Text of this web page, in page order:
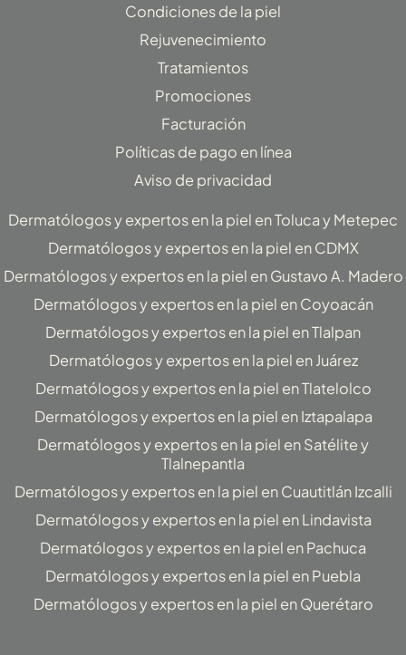
a
g
m
b
o
o
k
-
f
u
b
Condiciones de la piel
Rejuvenecimiento
Tratamientos
Promociones
Facturación
Políticas de pago en línea
Aviso de privacidad
Dermatólogos y expertos en la piel en Toluca y Metepec
Dermatólogos y expertos en la piel en CDMX
Dermatólogos y expertos en la piel en Gustavo A. Madero
Dermatólogos y expertos en la piel en Coyoacán
Dermatólogos y expertos en la piel en Tlalpan
Dermatólogos y expertos en la piel en Juárez
Dermatólogos y expertos en la piel en Tlatelolco
Dermatólogos y expertos en la piel en Iztapalapa
Dermatólogos y expertos en la piel en Satélite y
Tlalnepantla
Dermatólogos y expertos en la piel en Cuautitlán Izcalli
Dermatólogos y expertos en la piel en Lindavista
Dermatólogos y expertos en la piel en Pachuca
Dermatólogos y expertos en la piel en Puebla
Dermatólogos y expertos en la piel en Querétaro